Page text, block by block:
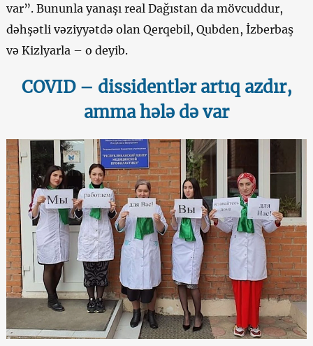
var”. Bununla yanaşı real Dağıstan da mövcuddur,
dəhşətli vəziyyətdə olan Qerqebil, Qubden, İzberbaş
və Kizlyarla – o deyib.
COVID – dissidentlər artıq azdır,
amma hələ də var